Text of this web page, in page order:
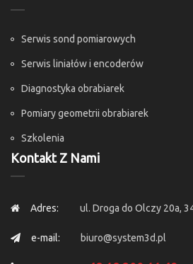
Serwis sond pomiarowych
Serwis liniałów i encoderów
Diagnostyka obrabiarek
Pomiary geometrii obrabiarek
Szkolenia
Kontakt Z Nami
Adres: ul. Droga do Olczy 20a,
e-mail: biuro@system3d.pl